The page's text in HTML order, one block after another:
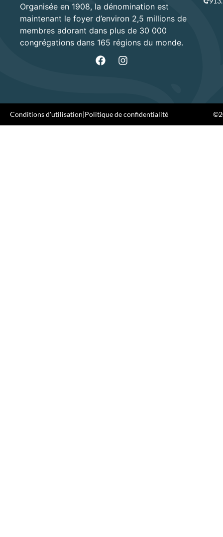
Organisée en 1908, la dénomination est
maintenant le foyer d’environ 2,5 millions de
membres adorant dans plus de 30 000
congrégations dans 165 régions du monde.
Conditions d'utilisation|Politique de confidentialité